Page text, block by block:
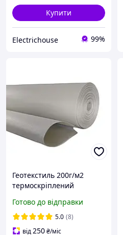
Купити
Electrichouse 99%
Геотекстиль 200г/м2
термоскріплений
Геотекстиль для
паркування
Термофіксований
Готово до відправки
5.0 (8)
від250₴/міс